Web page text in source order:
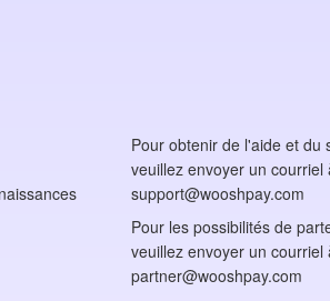
Pour obtenir de l'aide et du
veuillez envoyer un courriel
support@wooshpay.com
Pour les possibilités de
veuillez envoyer un courriel
partner@wooshpay.com